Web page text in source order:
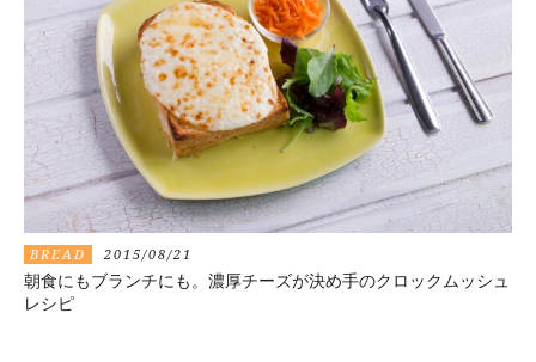
BREAD 2015/08/21
朝食にもブランチにも。濃厚チーズが決め手のクロックムッシュ
レシピ